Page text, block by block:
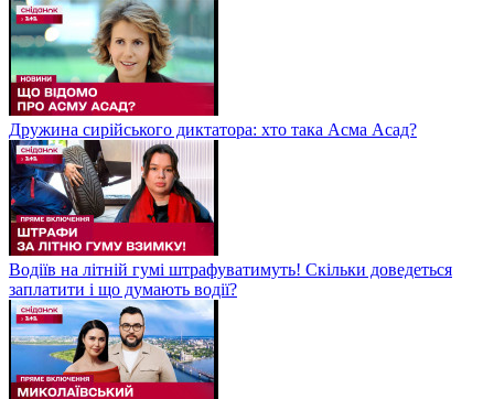
Дружина сирійського диктатора: хто така Асма Асад?
Водіїв на літній гумі штрафуватимуть! Скільки доведеться
заплатити і що думають водії?